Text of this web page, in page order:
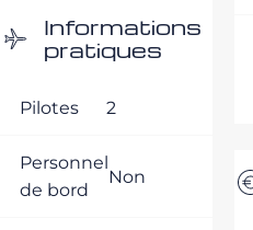
Informations
pratiques
Pilotes 2
Personnel
de bord
Non